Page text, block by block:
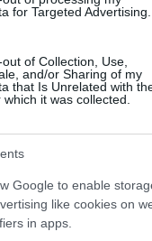
for Targeted Advertising.
of Collection, Use,
and/or Sharing of my
that Is Unrelated with
it was collected.
Google to enable
like cookies on
in apps.
ahova, mert
az enyém. Egy
német
ismeretek
később a könyvtár
között lehessek.